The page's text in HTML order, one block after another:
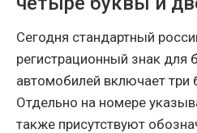
Сегодня стандартный
регистрационный знак для
автомобилей включает три
Отдельно на номере
также присутствуют